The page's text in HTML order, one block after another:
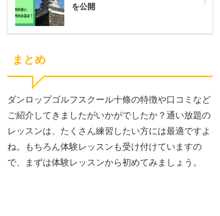
を公開
まとめ
ダンロップゴルフスクール十條の特徴や口コミなど
ご紹介してきましたがいかがでしたか？通い放題の
レッスンは、たくさん練習したい方には最適ですよ
ね。もちろん体験レッスンも受け付けていますの
で、まずは体験レッスンから初めてみましょう。